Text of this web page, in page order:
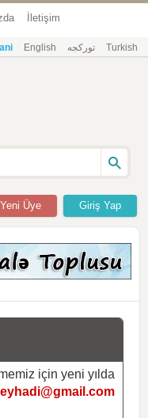
İletişim
English تورکجه Turkish
Giriş Yap
Yeni Üye
için yeni yılda